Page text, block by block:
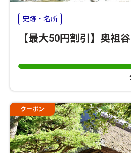
史跡・名所
【最大50円割引】奥祖
クーポン